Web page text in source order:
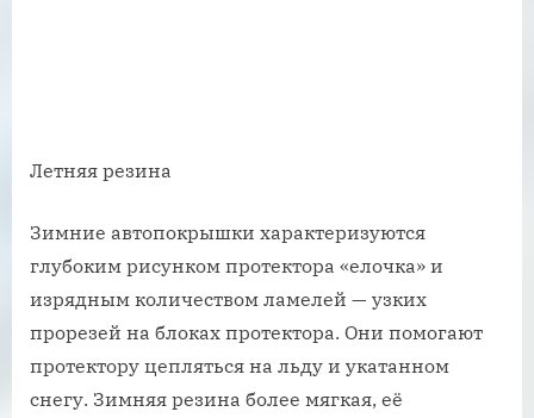
Летняя резина
Зимние автопокрышки характеризуются
глубоким рисунком протектора «елочка» и
изрядным количеством ламелей — узких
прорезей на блоках протектора. Они помогают
протектору цепляться на льду и укатанном
снегу. Зимняя резина более мягкая, её